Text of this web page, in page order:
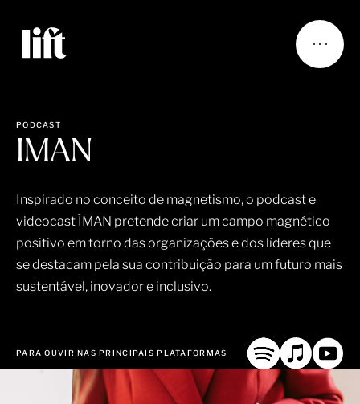
PODCAST
IMAN
Inspirado no conceito de magnetismo, o podcast e
videocast ÍMAN pretendecriar um campo magnético
positivo em torno das organizações e dos líderes que
se destacam pela sua contribuição para um futuro mais
sustentável, inovador e inclusivo.
PARA OUVIR NAS PRINCIPAIS PLATAFORMAS